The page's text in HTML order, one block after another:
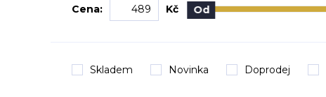
Cena: Kč Od
Skladem Novinka Doprodej